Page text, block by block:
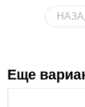
Еще